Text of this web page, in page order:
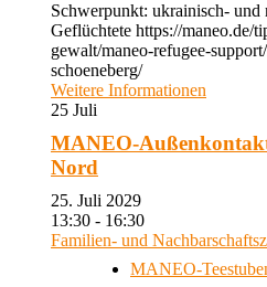
Schwerpunkt: ukrainisch- und
Geflüchtete https://maneo.de/
gewalt/maneo-refugee-
schoeneberg/
Weitere Informationen
25 Juli
MANEO-
Nord
25. Juli 2029
13:30 - 16:30
Familien- und
MANEO-